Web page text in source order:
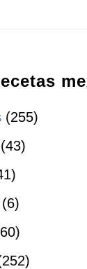
(255)
(43)
(6)